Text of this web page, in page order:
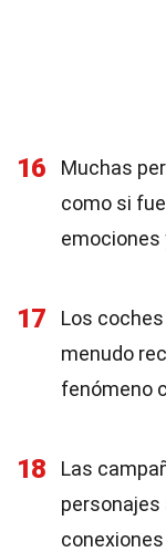
16
Muchas
como si
emociones
17
Los
menudo
fenómeno
18
Las